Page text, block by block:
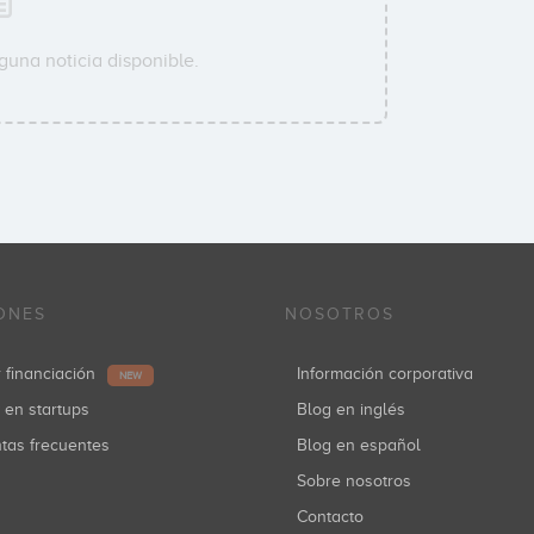
noticia disponible.
financiación NEW
en startups
frecuentes
NOSOTROS
Información corporativa
Blog en inglés
Blog en español
Sobre nosotros
Contacto